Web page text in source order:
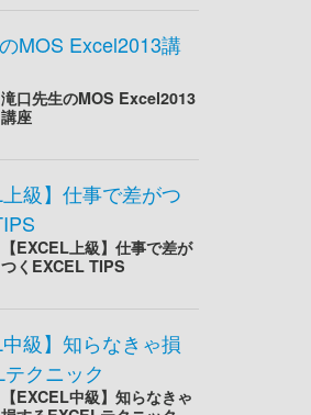
滝口先生のMOS Excel2013
講座
【EXCEL上級】仕事で差が
つくEXCEL TIPS
【EXCEL中級】知らなきゃ